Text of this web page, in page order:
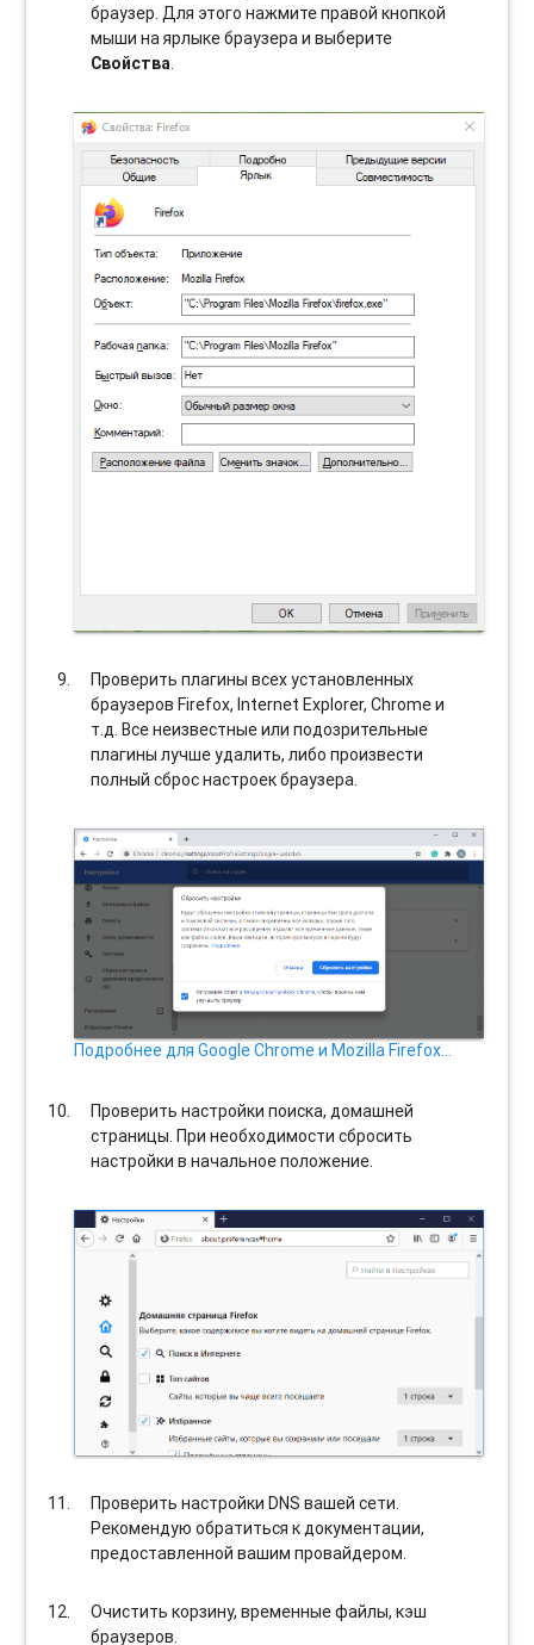
браузер. Для этого нажмите правой кнопкой
мыши на ярлыке браузера и выберите
Свойства.
Проверить плагины всех установленных
браузеров Firefox, Internet Explorer, Chrome и
т.д. Все неизвестные или подозрительные
плагины лучше удалить, либо произвести
полный сброс настроек браузера.
Подробнее для Google Chrome и Mozilla Firefox…
Проверить настройки поиска, домашней
страницы. При необходимости сбросить
настройки в начальное положение.
Проверить настройки DNS вашей сети.
Рекомендую обратиться к документации,
предоставленной вашим провайдером.
Очистить корзину, временные файлы, кэш
браузеров.